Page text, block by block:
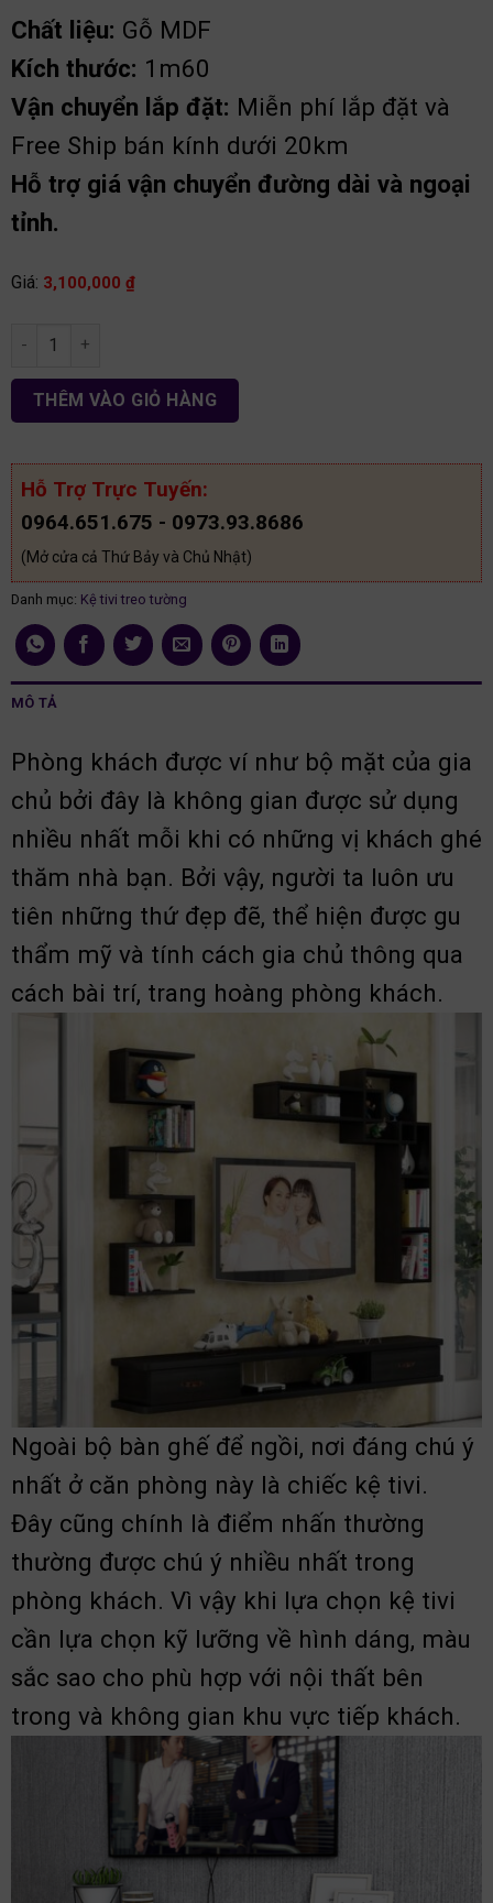
Chất liệu: Gỗ MDF
Kích thước: 1m60
Vận chuyển lắp đặt: Miễn phí lắp đặt và
Free Ship bán kính dưới 20km
Hỗ trợ giá vận chuyển đường dài và ngoại
tỉnh.
Giá: 3,100,000 ₫
Kệ tivi treo tường 1m60 gỗ MDF KT28 số lượng
THÊM VÀO GIỎ HÀNG
Hỗ Trợ Trực Tuyến:
0964.651.675 - 0973.93.8686
(Mở cửa cả Thứ Bảy và Chủ Nhật)
Danh mục: Kệ tivi treo tường
MÔ TẢ
Phòng khách được ví như bộ mặt của gia
chủ bởi đây là không gian được sử dụng
nhiều nhất mỗi khi có những vị khách ghé
thăm nhà bạn. Bởi vậy, người ta luôn ưu
tiên những thứ đẹp đẽ, thể hiện được gu
thẩm mỹ và tính cách gia chủ thông qua
cách bài trí, trang hoàng phòng khách.
Ngoài bộ bàn ghế để ngồi, nơi đáng chú ý
nhất ở căn phòng này là chiếc kệ tivi.
Đây cũng chính là điểm nhấn thường
thường được chú ý nhiều nhất trong
phòng khách. Vì vậy khi lựa chọn kệ tivi
cần lựa chọn kỹ lưỡng về hình dáng, màu
sắc sao cho phù hợp với nội thất bên
trong và không gian khu vực tiếp khách.